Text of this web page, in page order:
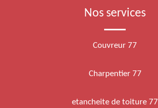
Nos services
Couvreur 77
Charpentier 77
etancheite de toiture 77